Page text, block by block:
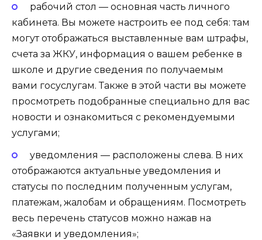
рабочий стол — основная часть личного
кабинета. Вы можете настроить ее под себя: там
могут отображаться выставленные вам штрафы,
счета за ЖКУ, информация о вашем ребенке в
школе и другие сведения по получаемым
вами госуслугам. Также в этой части вы можете
просмотреть подобранные специально для вас
новости и ознакомиться с рекомендуемыми
услугами;
уведомления — расположены слева. В них
отображаются актуальные уведомления и
статусы по последним полученным услугам,
платежам, жалобам и обращениям. Посмотреть
весь перечень статусов можно нажав на
«Заявки и уведомления»;